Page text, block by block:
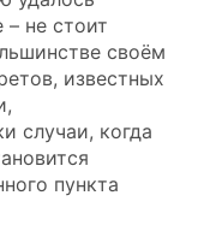
– не стоит
своём
известных
случаи, когда
пункта